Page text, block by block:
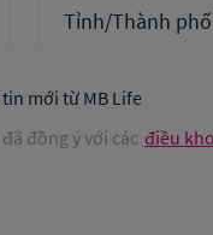
mới từ MB Life
đồng ý với các điều